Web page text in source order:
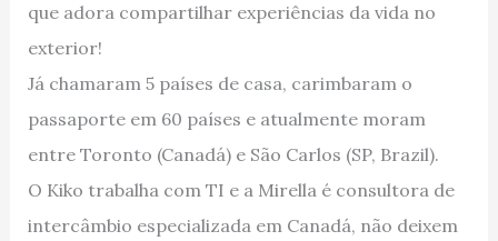
que adora compartilhar experiências da vida no
exterior!
Já chamaram 5 países de casa, carimbaram o
passaporte em 60 países e atualmente moram
entre Toronto (Canadá) e São Carlos (SP, Brazil).
O Kiko trabalha com TI e a Mirella é consultora de
intercâmbio especializada em Canadá, não deixem